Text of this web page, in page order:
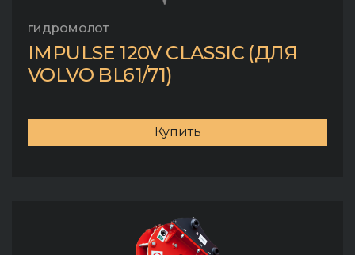
гидромолот
IMPULSE 120V CLASSIC (ДЛЯ
VOLVO BL61/71)
Купить